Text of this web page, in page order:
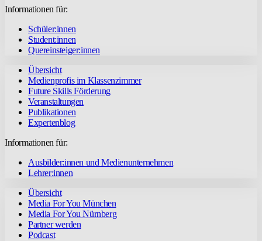
Informationen für:
Schüler:innen
Student:innen
Quereinsteiger:innen
Übersicht
Medienprofis im Klassenzimmer
Future Skills Förderung
Veranstaltungen
Publikationen
Expertenblog
Informationen für:
Ausbilder:innen und Medienunternehmen
Lehrer:innen
Übersicht
Media For You München
Media For You Nürnberg
Partner werden
Podcast